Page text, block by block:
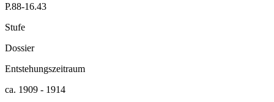
P.88-16.43
Stufe
Dossier
Entstehungszeitraum
ca. 1909 - 1914